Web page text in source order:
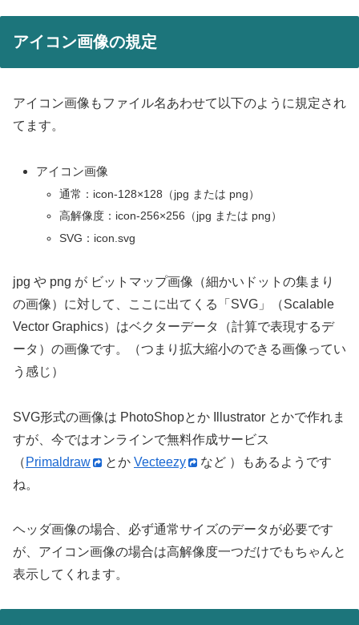
アイコン画像の規定
アイコン画像もファイル名あわせて以下のように規定され
てます。
アイコン画像
通常：icon-128×128（jpg または png）
高解像度：icon-256×256（jpg または png）
SVG：icon.svg
jpg や png が ビットマップ画像（細かいドットの集まり
の画像）に対して、ここに出てくる「SVG」（Scalable
Vector Graphics）はベクターデータ（計算で表現するデ
ータ）の画像です。（つまり拡大縮小のできる画像ってい
う感じ）
SVG形式の画像は PhotoShopとか Illustrator とかで作れま
すが、今ではオンラインで無料作成サービス
（ Primaldraw とか Vecteezy
など ）もあるようです
ね。
ヘッダ画像の場合、必ず通常サイズのデータが必要です
が、アイコン画像の場合は高解像度一つだけでもちゃんと
表示してくれます。